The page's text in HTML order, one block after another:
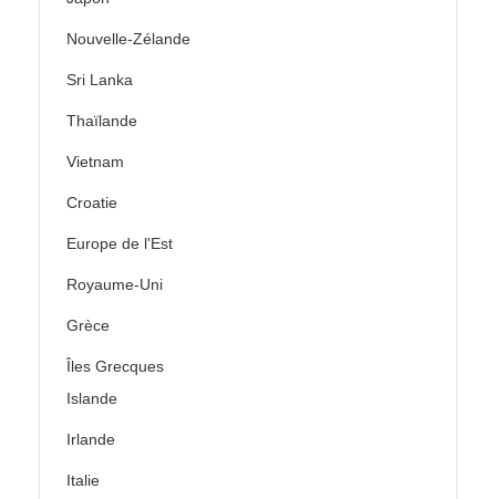
Nouvelle-Zélande
Sri Lanka
Thaïlande
Vietnam
Croatie
Europe de l'Est
Royaume-Uni
Grèce
Îles Grecques
Islande
Irlande
Italie